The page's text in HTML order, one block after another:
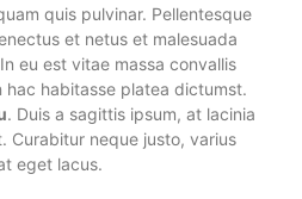
quis pulvinar. Pellentesque
et netus et malesuada
eu est vitae massa convallis
hac habitasse platea dictumst.
. Duis a sagittis ipsum, at lacinia
Curabitur neque justo, varius
eget lacus.